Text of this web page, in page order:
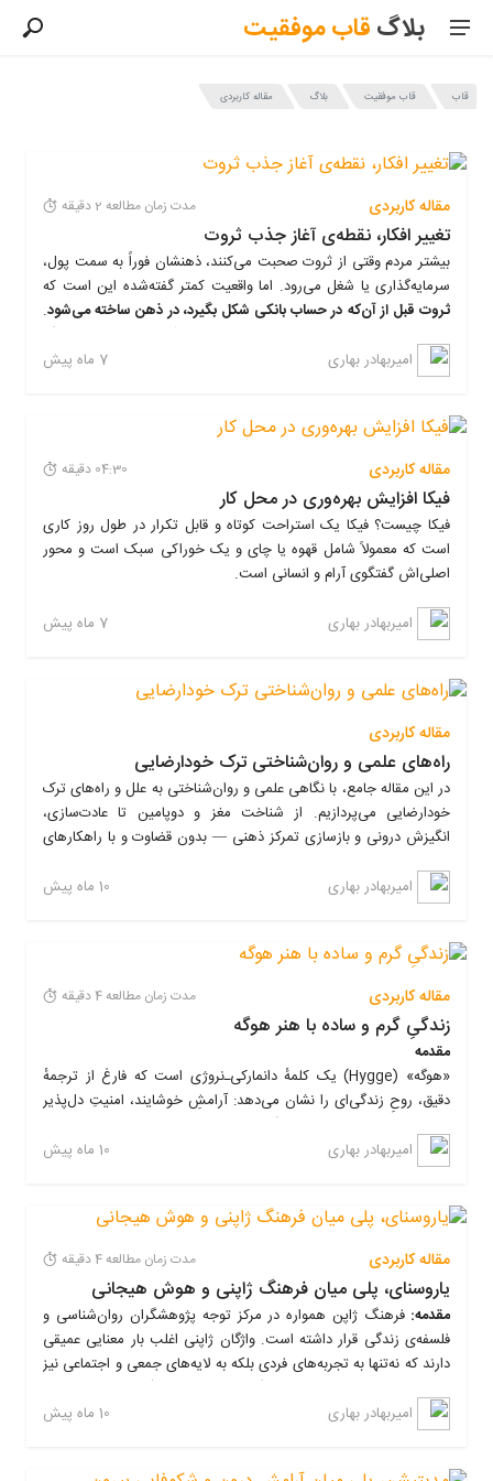
بلاگقابموفقیت
قاب قاب موفقیت بلاگ مقاله کاربردی
مقاله کاربردی مدت زمان مطالعه 2 دقیقه
تغییر افکار، نقطه‌ی آغاز جذب ثروت
بیشتر مردم وقتی از ثروت صحبت می‌کنند، ذهنشان فوراً به سمت پول،
سرمایه‌گذاری یا شغل می‌رود. اما واقعیت کمتر گفته‌شده این است که
ثروت قبل از آن‌که در حساب بانکی شکل بگیرد، در ذهن ساخته می‌شود.
ذهن ما همان زمینی است که بذرهای مالی در آن کاشته می‌شوند؛ اگر
زمین آماده نباشد، حتی بهترین بذر هم رشد نمی‌کند.
۱. کشف باورهای پنهان مالی (نه
باورهای ظاهری)
پول آدم را عوض می‌کند
ثروتمندها خوشبخت نیستند
من لیاقت پول زیاد را ندارم
۲. تغییر «هویت مالی» به‌جای
تمرکز روی پول
«می‌خواهم پولدار شوم»
می‌گیرد»
۳. جایگزینی فکر کمبود با فکر
جریان
پول کم است
دیر شده
پول در حال حرکت است
فرصت‌ها خلق می‌شوند
همیشه مسیر تازه‌ای وجود دارد
«پول از چه مسیرهایی می‌تواند وارد زندگی من
امیربهادر بهاری 7 ماه پیش
مقاله کاربردی 04:30 دقیقه
فیکا افزایش بهره‌وری در محل کار
فیکا چیست؟ فیکا یک استراحت کوتاه و قابل تکرار در طول روز کاری
است که معمولاً شامل قهوه یا چای و یک خوراکی سبک است و محور
اصلی‌اش گفتگوی آرام و انسانی است.
مقدمه
فیکا چیست؟ (تعریف)
تاریخچه کوتاه (در یک خط)
کلیدی
افزایش خلاقیت و حل مسئله:
بازآرایی می‌کنند و امکان فکر کردن متفاوت فراهم می‌شود.
تقویت پیوندهای اجتماعی:
را بالا می‌برد؛ این یعنی همکاری بهتر.
کاری به کاهش هورمون‌های استرس کمک می‌کند.
بازگشت به کار مؤثرتر شود (کیفیتِ تمرکز بالاتر).
افزایش انگیزه و تعلقِ سازمانی:کارمندان حس می‌کنند سازمان به
رفاه آن‌ها اهمیت می‌دهد.
بهبود فرهنگ شرکت:فیکا فرصتی برای شنیدن ایده‌های جدید و
امیربهادر بهاری 7 ماه پیش
مقاله کاربردی
راه‌های علمی و روان‌شناختی ترک خودارضایی
در این مقاله جامع، با نگاهی علمی و روان‌شناختی به علل و راه‌های ترک
خودارضایی می‌پردازیم. از شناخت مغز و دوپامین تا عادت‌سازی،
انگیزش درونی و بازسازی تمرکز ذهنی — بدون قضاوت و با راهکارهای
مقدمه: چرا صحبت درباره‌ی
خودارضایی اهمیت دارد؟
بخش اول: شناخت علمی از
پدیده خودارضایی
۱. مغز
و نقش دوپامین در لذت
۲. تفاوت بین نیاز طبیعی و رفتار
اعتیادی
۳. اثرات روانی و شناختی خودارضایی
مکرر
امیربهادر بهاری 10 ماه پیش
مقاله کاربردی مدت زمان مطالعه 4 دقیقه
زندگیِ گرم و ساده با هنر هوگه
مقدمه
«هوگه» (Hygge) یک کلمهٔ دانمارکی‌ـ‌نروژی است که فارغ از ترجمهٔ
دقیق، روحِ زندگی‌ای را نشان می‌دهد: آرامشِ خوشایند، امنیتِ دل‌پذیر
و لذتِ لحظه‌های کوچکِ زندگی. در این مقاله سعی کرده‌ام نه فقط
ماهیتِ مفهوم را شرح دهم، بلکه یک راهنمای عملی، فرهنگی و
روان‌شناسانه ارائه کنم که به شکلِ منحصر‌به‌فرد نوشته شده و ترکیبی از
تکراری پیدا نشود.
۱. ریشه و تلفظِ مختصر
امیربهادر بهاری 10 ماه پیش
مقاله کاربردی مدت زمان مطالعه 4 دقیقه
یاروسنای، پلی میان فرهنگ ژاپنی و هوش هیجانی
مقدمه: فرهنگ ژاپن همواره در مرکز توجه پژوهشگران روان‌شناسی و
فلسفه‌ی زندگی قرار داشته است. واژگان ژاپنی اغلب بار معنایی عمیقی
دارند که نه‌تنها به تجربه‌های فردی بلکه به لایه‌های جمعی و اجتماعی نیز
اشاره می‌کنند. یکی از این واژگان «یاروسنای» (やるせない /
Yarusenai) است؛ مفهومی که به شکلی خاص با رشد هوش هیجانی،
درک احساسات پیچیده و پذیرش موقعیت‌های انسانی پیوند خورده
امیربهادر بهاری 10 ماه پیش